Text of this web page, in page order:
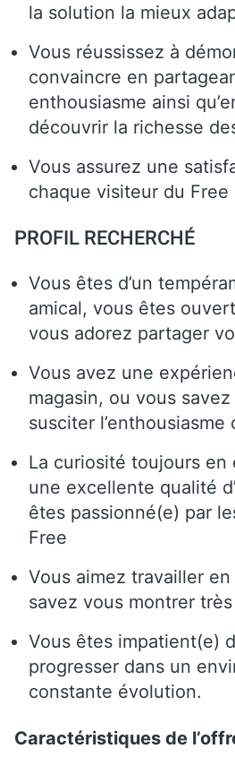
la solution la mieux
Vous réussissez à
convaincre en
enthousiasme ainsi
découvrir la richesse
Vous assurez une
chaque visiteur du Free
PROFIL RECHERCHÉ
Vous êtes d’un
amical, vous êtes
vous adorez partager
Vous avez une
magasin, ou vous
susciter l’enthousiasme
La curiosité toujours en
une excellente qualité
êtes passionné(e) par
Free
Vous aimez travailler
savez vous montrer
Vous êtes impatient(e)
progresser dans un
constante évolution.
Caractéristiques de